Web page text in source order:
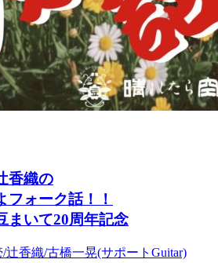
香織の
フォーク話！！
まいて20周年記念
辻香織/古橋一晃(サポートGuitar)